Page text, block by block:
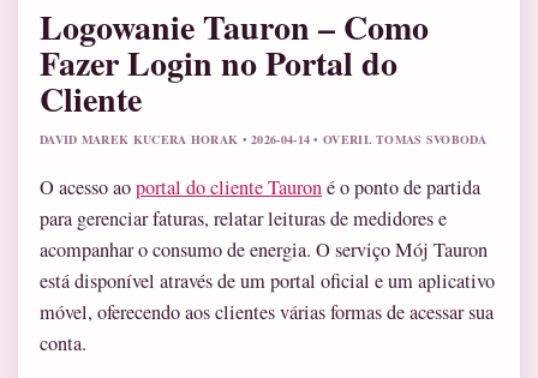
Logowanie Tauron – Como
Fazer Login no Portal do
Cliente
DAVID MAREK KUCERA HORAK • 2026-04-14 • OVERIL TOMAS SVOBODA
O acesso aoportal do cliente Tauroné o ponto de partida
para gerenciar faturas, relatar leituras de medidores e
acompanhar o consumo de energia. O serviço Mój Tauron
está disponível através de um portal oficial e um aplicativo
móvel, oferecendo aos clientes várias formas de acessar sua
conta.